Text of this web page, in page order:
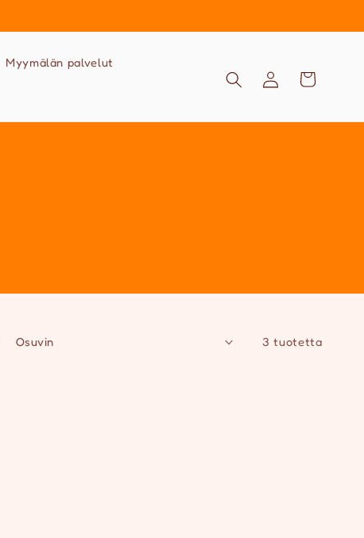
Myymälän palvelut
Kirjaudu
sisään
Ostoskori
3 tuotetta